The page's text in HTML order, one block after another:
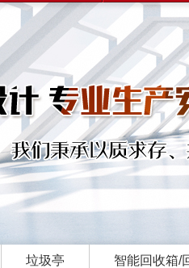
垃圾亭 智能回收箱/